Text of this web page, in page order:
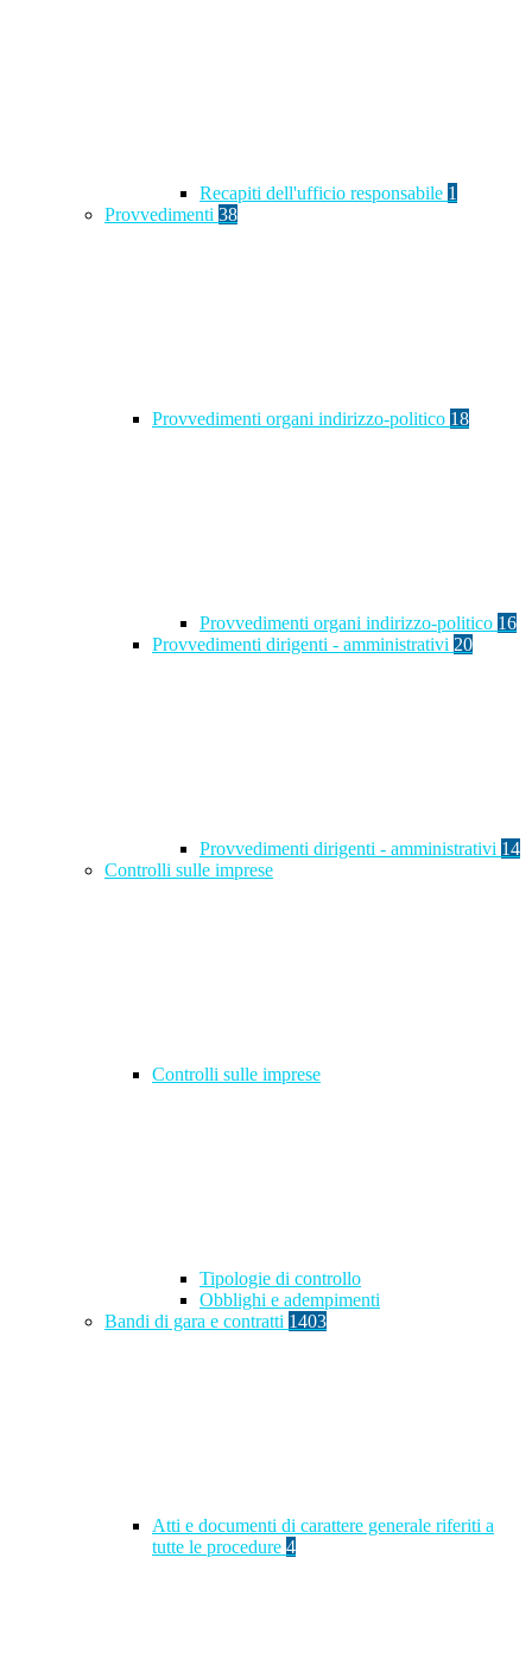
Recapiti dell'ufficio responsabile 1
Provvedimenti 38
Provvedimenti organi indirizzo-politico 18
Provvedimenti organi indirizzo-politico 16
Provvedimenti dirigenti - amministrativi 20
Provvedimenti dirigenti - amministrativi 14
Controlli sulle imprese
Controlli sulle imprese
Tipologie di controllo
Obblighi e adempimenti
Bandi di gara e contratti 1403
Atti e documenti di carattere generale riferiti a
tutte le procedure 4